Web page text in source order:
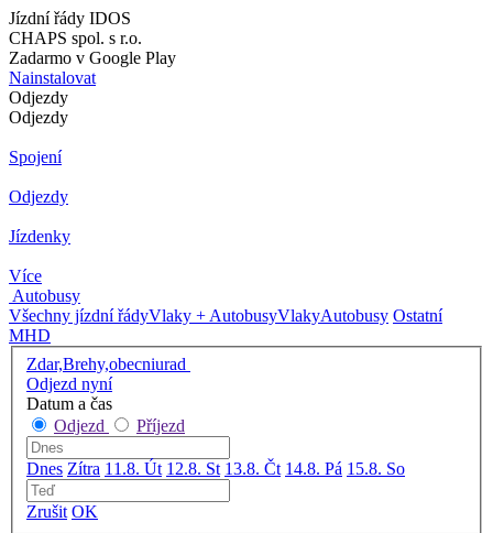
Jízdní řády IDOS
CHAPS spol. s r.o.
Zadarmo v Google Play
Nainstalovat
Odjezdy
Odjezdy
Spojení
Odjezdy
Jízdenky
Více
Autobusy
Všechny jízdní řádyVlaky + AutobusyVlakyAutobusy Ostatní
MHD
Zdar,Brehy,obecniurad
Odjezd nyní
Datum a čas
Odjezd
Příjezd
Dnes Zítra 11.8. Út 12.8. St 13.8. Čt 14.8. Pá 15.8. So
Zrušit OK